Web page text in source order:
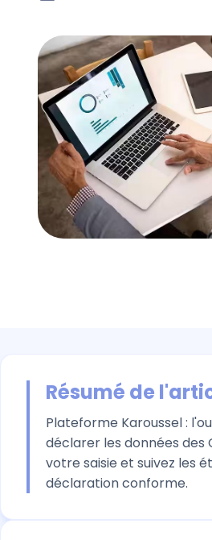
Résumé de
Plateforme Karoussel :
déclarer les données des
votre saisie et suivez les
déclaration conforme.